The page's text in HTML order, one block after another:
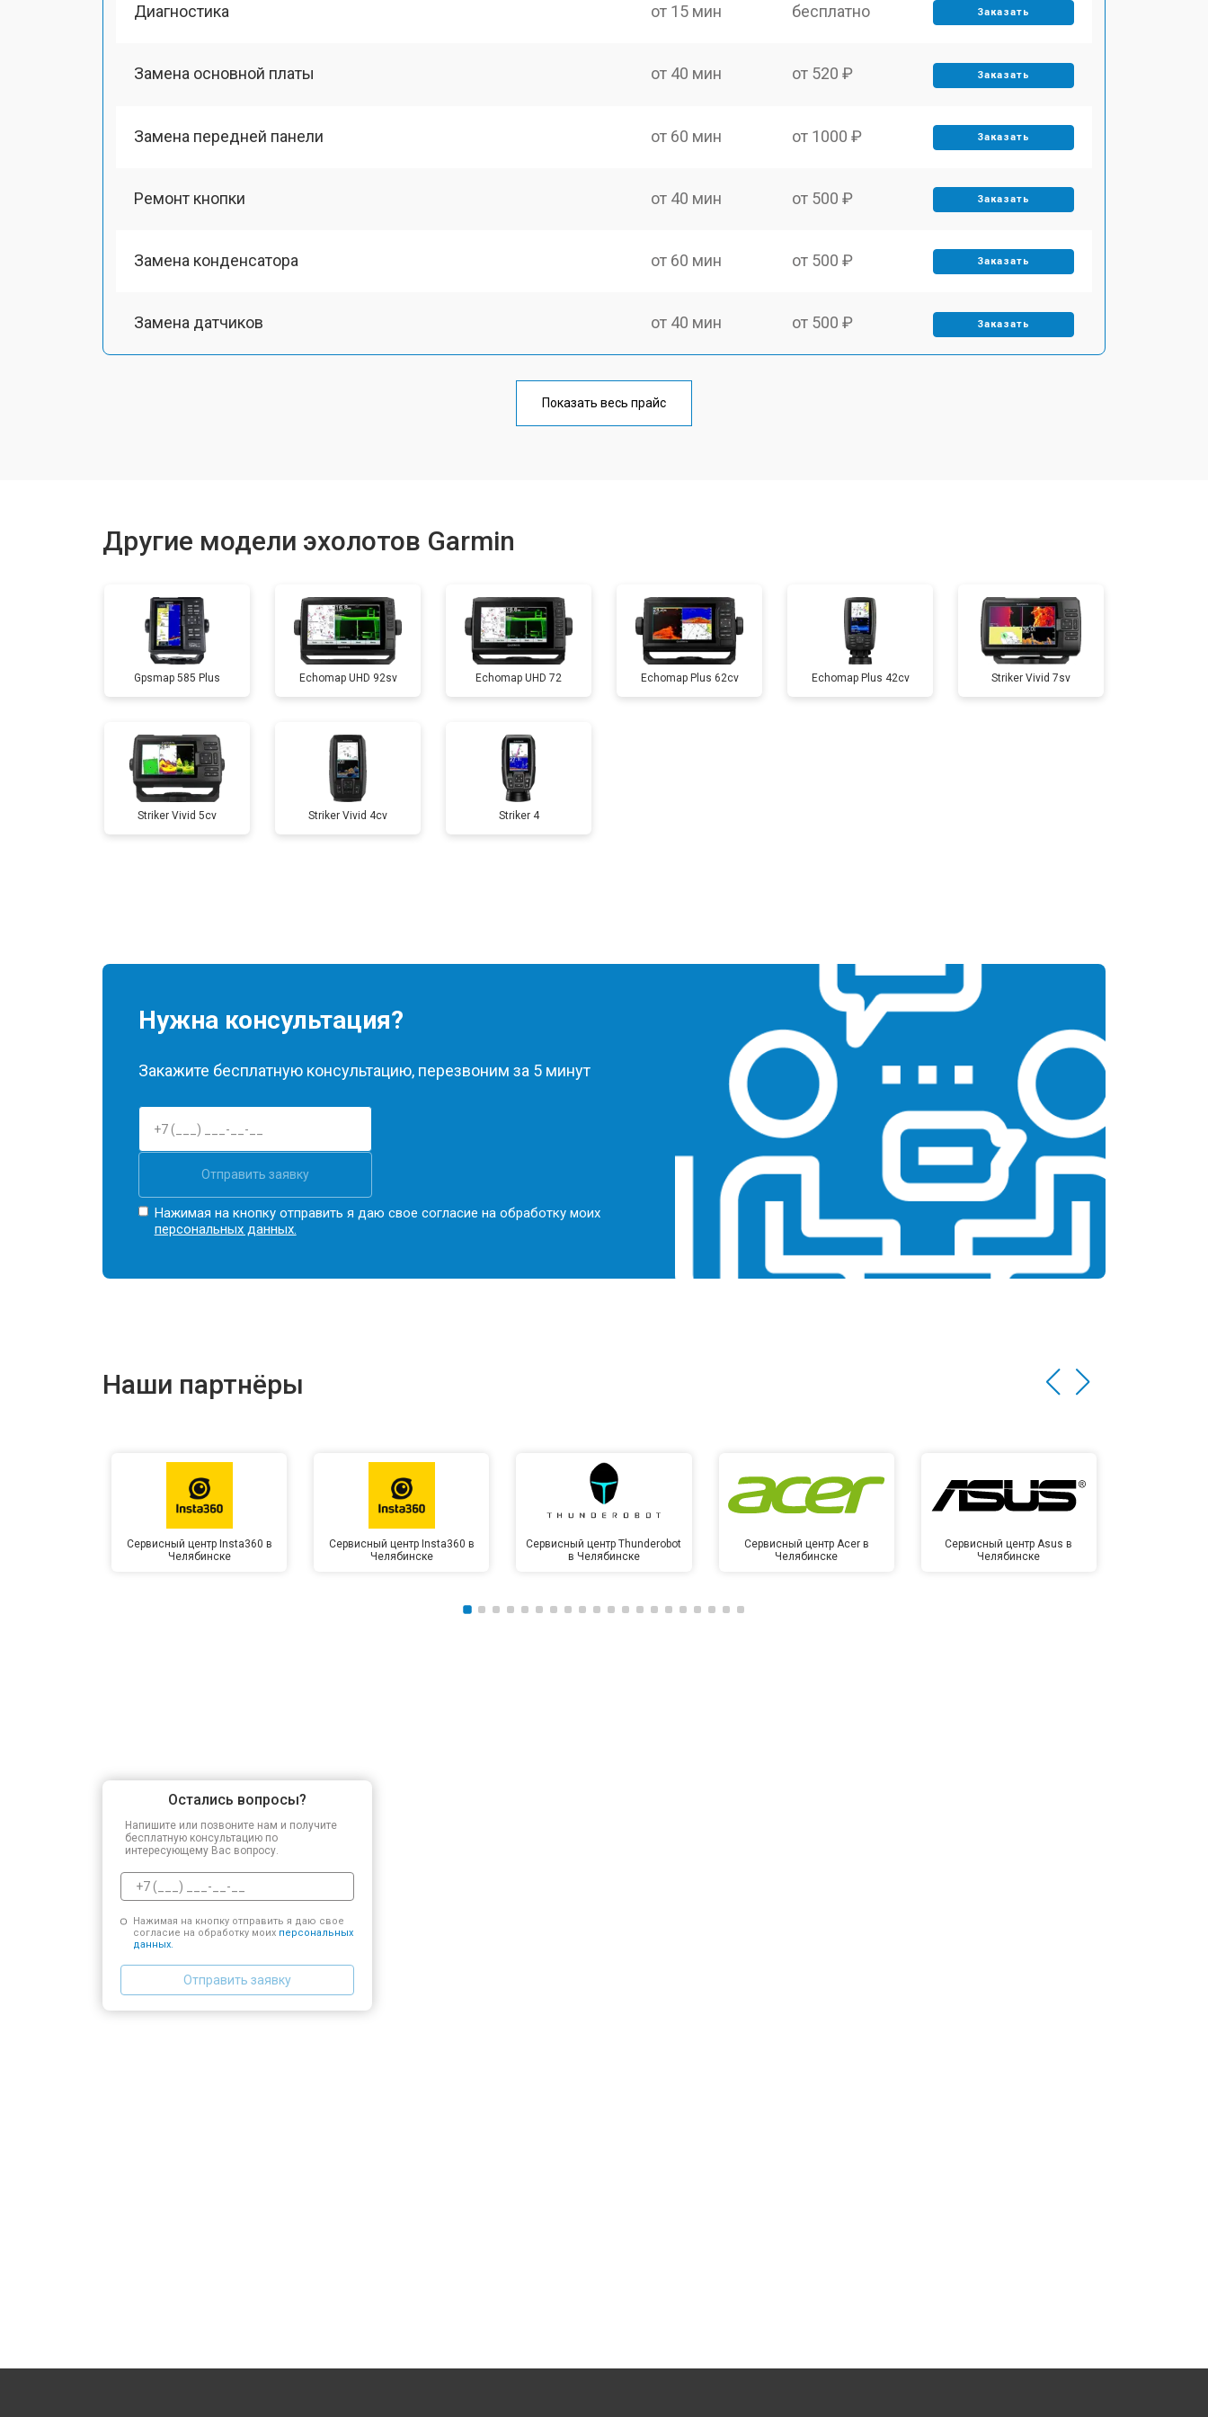
Диагностика от 15 мин бесплатно Заказать
Замена основной платы от 40 мин от 520 ₽ Заказать
Замена передней панели от 60 мин от 1000 ₽ Заказать
Ремонт кнопки от 40 мин от 500 ₽ Заказать
Замена конденсатора от 60 мин от 500 ₽ Заказать
Замена датчиков от 40 мин от 500 ₽ Заказать
от 60 мин
Замена разъёма от 40 мин от 500 ₽ Заказать
Замена лампы от 60 мин от 500 ₽ Заказать
Замена зуммера
Показать весь прайс
Другие модели эхолотов Garmin
Gpsmap 585 Plus Echomap UHD 92sv Echomap UHD 72 Echomap Plus 62cv Echomap Plus 42cv Striker Vivid 7sv
Striker Vivid 5cv Striker Vivid 4cv Striker 4
Нужна консультация?
Закажите бесплатную консультацию, перезвоним за 5 минут
Отправить заявку
Нажимая на кнопку отправить я даю свое согласие на обработку моих
персональных данных.
Наши партнёры
Сервисный центр Insta360 в
Челябинске
Сервисный центр Insta360 в
Челябинске
Сервисный центр Thunderobot
в Челябинске
Сервисный центр Acer в
Челябинске
Сервисный центр Asus в
Челябинске
Остались вопросы?
Напишите или позвоните нам и получите
бесплатную консультацию по
интересующему Вас вопросу.
Нажимая на кнопку отправить я даю свое
согласие на обработку моих персональных
данных.
Отправить заявку